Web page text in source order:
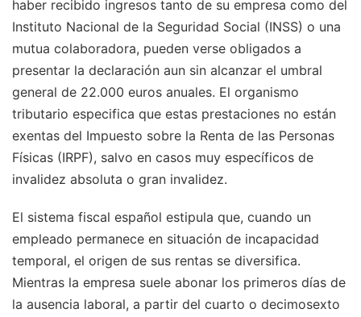
haber recibido ingresos tanto de su empresa como del
Instituto Nacional de la Seguridad Social (INSS) o una
mutua colaboradora, pueden verse obligados a
presentar la declaración aun sin alcanzar el umbral
general de 22.000 euros anuales. El organismo
tributario especifica que estas prestaciones no están
exentas del Impuesto sobre la Renta de las Personas
Físicas (IRPF), salvo en casos muy específicos de
invalidez absoluta o gran invalidez.
El sistema fiscal español estipula que, cuando un
empleado permanece en situación de incapacidad
temporal, el origen de sus rentas se diversifica.
Mientras la empresa suele abonar los primeros días de
la ausencia laboral, a partir del cuarto o decimosexto